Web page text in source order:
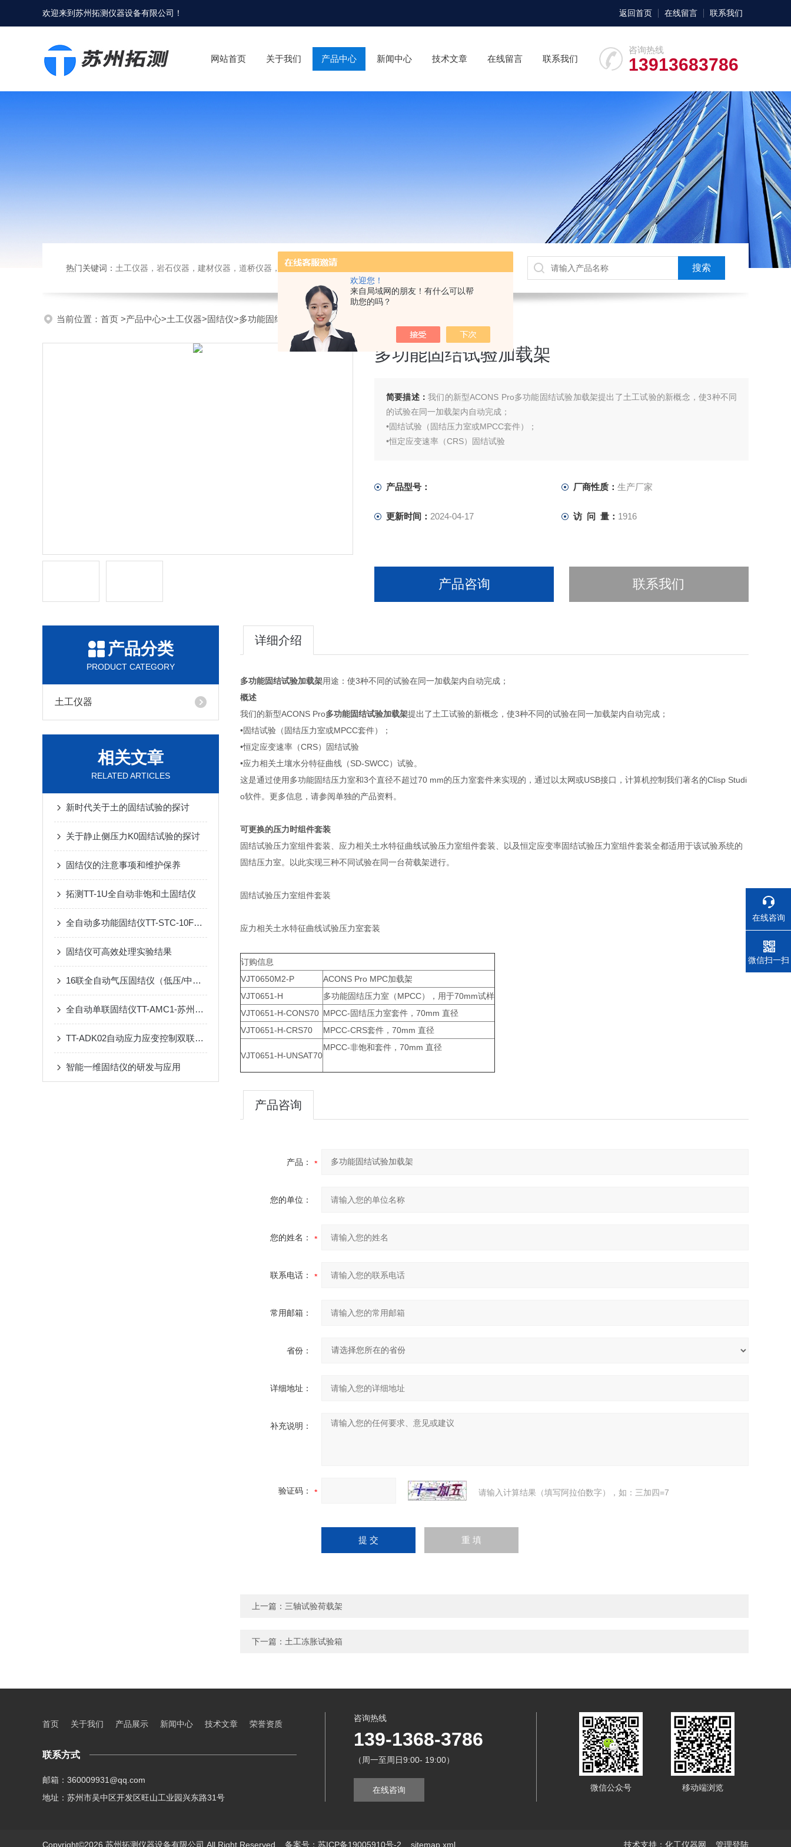
欢迎您！
来自局域网的朋友！有什么可以帮
助您的吗？
欢迎来到苏州拓测仪器设备有限公司 ！ 返回首页 在线留言 联系我们
咨询热线
13913683786
网站首页 关于我们 产品中心 新闻中心 技术文章 在线留言 联系我们
热门关键词： 土工仪器，岩石仪器，建材仪器，道桥仪器，检测仪器，检测仪器，物探仪器，勘察仪器，试验机试验箱，整体方案
当前位置： 首页 >产品中心>土工仪器>固结仪>多功能固结试验加载架
多功能固结试验加载架
简要描述：我们的新型ACONS Pro多功能固结试验加载架提出了土工试验的新概念，使3种不同
的试验在同一加载架内自动完成；
•固结试验（固结压力室或MPCC套件）；
•恒定应变速率（CRS）固结试验
USB接口，计算机控制我们著名的Clisp Studio软件。
产品型号： 厂商性质： 生产厂家
更新时间： 2024-04-17 访 问 量： 1916
产品咨询 联系我们
产品分类
PRODUCT CATEGORY
土工仪器
相关文章
RELATED ARTICLES
新时代关于土的固结试验的探讨
关于静止侧压力K0固结试验的探讨
固结仪的注意事项和维护保养
拓测TT-1U全自动非饱和土固结仪
全自动多功能固结仪TT-STC-10F产品介绍
固结仪可高效处理实验结果
16联全自动气压固结仪（低压/中压/高压）TT-APC16
全自动单联固结仪TT-AMC1-苏州拓测仪器设备有限公司
TT-ADK02自动应力应变控制双联K0固结仪
智能一维固结仪的研发与应用
详细介绍
多功能固结试验加载架用途：使3种不同的试验在同一加载架内自动完成；
概述
我们的新型ACONS Pro多功能固结试验加载架提出了土工试验的新概念，使3种不同的试验在同一加载架内自动完成；
•固结试验（固结压力室或MPCC套件）；
•恒定应变速率（CRS）固结试验
•应力相关土壤水分特征曲线（SD-SWCC）试验。
这是通过使用多功能固结压力室和3个直径不超过70 mm的压力室套件来实现的，通过以太网或USB接口，计算机控制我们著名的Clisp Studi
o软件。更多信息，请参阅单独的产品资料。
可更换的压力时组件套装
固结试验压力室组件套装、应力相关土水特征曲线试验压力室组件套装、以及恒定应变率固结试验压力室组件套装全都适用于该试验系统的
固结压力室。以此实现三种不同试验在同一台荷载架进行。
固结试验压力室组件套装
应力相关土水特征曲线试验压力室套装
订购信息
VJT0650M2-P
ACONS Pro MPC加载架
VJT0651-H
多功能固结压力室（MPCC），用于70mm试样
VJT0651-H-CONS70 MPCC-固结压力室套件，70mm 直径
VJT0651-H-CRS70
MPCC-CRS套件，70mm 直径
VJT0651-H-UNSAT70
MPCC-非饱和套件，70mm 直径
产品咨询
产品：
您的单位：
您的姓名：
联系电话：
常用邮箱：
省份：
详细地址：
补充说明：
验证码： 请输入计算结果（填写阿拉伯数字），如：三加四=7
上一篇： 三轴试验荷载架
下一篇： 土工冻胀试验箱
首页 关于我们 产品展示 新闻中心 技术文章 荣誉资质
联系方式
邮箱：360009931@qq.com
地址：苏州市吴中区开发区旺山工业园兴东路31号
咨询热线
139-1368-3786
（周一至周日9:00- 19:00）
在线咨询 微信公众号 移动端浏览
Copyright©2026 苏州拓测仪器设备有限公司 All Right Reserved 备案号：苏ICP备19005910号-2 sitemap.xml 技术支持： 化工仪器网 管理登陆
在线咨询
电话
微信扫一扫